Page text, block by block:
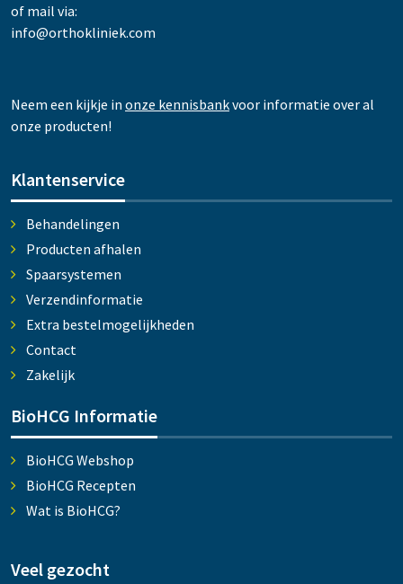
of mail via:
info@orthokliniek.com
Neem een kijkje in onze kennisbankvoor informatie over al
onze producten!
Klantenservice
Behandelingen
Producten afhalen
Spaarsystemen
Verzendinformatie
Extra bestelmogelijkheden
Contact
Zakelijk
BioHCG Informatie
BioHCG Webshop
BioHCG Recepten
Wat is BioHCG?
Veel gezocht